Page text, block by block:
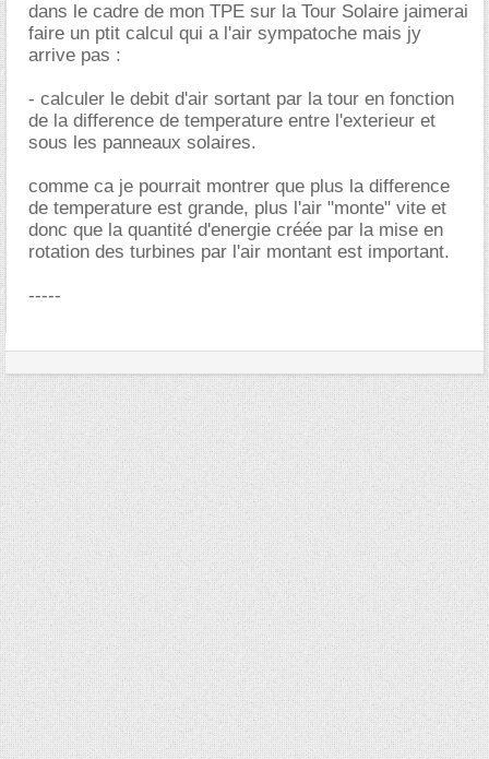
dans le cadre de mon TPE sur la Tour Solaire jaimerai
faire un ptit calcul qui a l'air sympatoche mais jy
arrive pas :
- calculer le debit d'air sortant par la tour en fonction
de la difference de temperature entre l'exterieur et
sous les panneaux solaires.
comme ca je pourrait montrer que plus la difference
de temperature est grande, plus l'air "monte" vite et
donc que la quantité d'energie créée par la mise en
rotation des turbines par l'air montant est important.
-----